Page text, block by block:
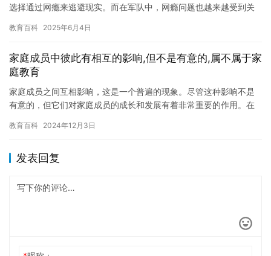
选择通过网瘾来逃避现实。而在军队中，网瘾问题也越来越受到关
瘾进…
教育百科 2025年6月4日
家庭成员中彼此有相互的影响,但不是有意的,属不属于家
庭教育
家庭成员之间互相影响，这是一个普遍的现象。尽管这种影响不是
有意的，但它们对家庭成员的成长和发展有着非常重要的作用。在
是否属…
教育百科 2024年12月3日
发表回复